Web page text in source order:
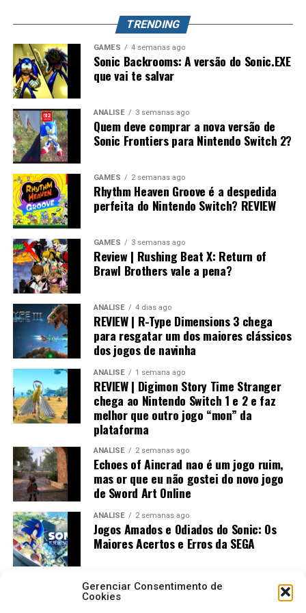
Gerenciar Consentimento de
Cookies
mundo. Splatoon Raiders pode até parecer um spin-off,
mas também pode representar o primeiro passo para a
maior evolução que a série já teve.
TRENDING
GAMES 4 semanas ago
Sonic Backrooms: A versão do Sonic.EXE
que vai te salvar
ANÁLISE 3 semanas ago
Quem deve comprar a nova versão de
Sonic Frontiers para Nintendo Switch 2?
GAMES 2 semanas ago
Rhythm Heaven Groove é a despedida
perfeita do Nintendo Switch? REVIEW
GAMES 3 semanas ago
Review | Rushing Beat X: Return of
Brawl Brothers vale a pena?
ANÁLISE 4 dias ago
REVIEW | R-Type Dimensions 3 chega
para resgatar um dos maiores clássicos
dos jogos de navinha
ANÁLISE 1 semana ago
REVIEW | Digimon Story Time Stranger
chega ao Nintendo Switch 1 e 2 e faz
melhor que outro jogo “mon” da
plataforma
ANÁLISE 2 semanas ago
Echoes of Aincrad nao é um jogo ruim,
mas or que eu não gostei do novo jogo
de Sword Art Online
ANÁLISE 2 semanas ago
Jogos Amados e Odiados do Sonic: Os
Maiores Acertos e Erros da SEGA